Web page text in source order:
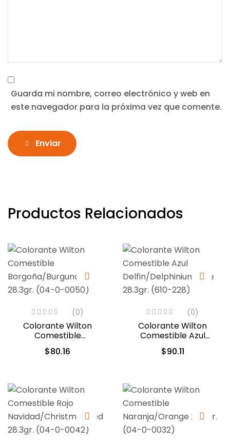
Guarda mi nombre, correo electrónico y web en
este navegador para la próxima vez que comente.
Enviar
Productos Relacionados
(0)
Colorante Wilton
Comestible
Borgoña/Burgundy
28.3gr. (04-0-0050)
$80.16
(0)
Colorante Wilton
Comestible Azul
Delfin/Delphinium Blue
28.3gr. (610-228)
$90.11